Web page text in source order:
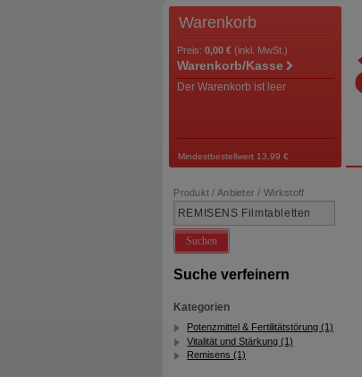
Warenkorb
Preis: 0,00 € (inkl. MwSt.)
Warenkorb/Kasse
Der Warenkorb ist leer
Mindestbestellwert 13,99 €
Produkt / Anbieter / Wirkstoff
Suchen
Suche verfeinern
Kategorien
Potenzmittel & Fertilitätstörung (1)
Vitalität und Stärkung (1)
Remisens (1)